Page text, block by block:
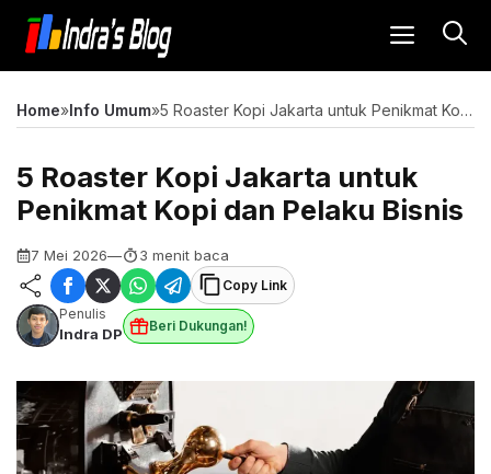
Langsung
isi
MENU
Home»Info Umum» 5 Roaster Kopi Jakarta untuk Penikmat Kopi dan Pelaku Bisnis
5 Roaster Kopi Jakarta untuk
Penikmat Kopi dan Pelaku Bisnis
7 Mei 2026— 3 menit baca
Copy Link
Penulis
Indra DP Beri Dukungan!